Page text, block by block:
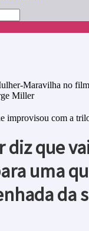
Maravilha no
Miller
improvisou com a
diz que
uma
da